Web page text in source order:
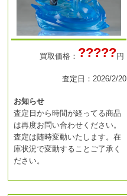
買取価格： ?????円
査定日：2026/2/20
お知らせ
査定日から時間が経ってる商品
は再度お問い合わせください。
査定は随時変動いたします。在
庫状況で変動することご了承く
ださい。